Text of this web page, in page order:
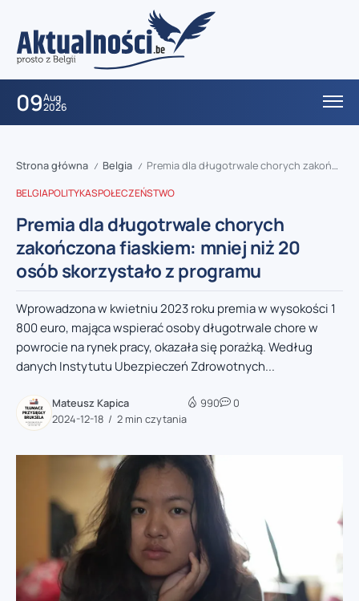
09Aug
2026
Strona główna / Belgia / Premia dla długotrwale chorych zakończona fiaskiem: mniej niż 20 osób skorzystało z programu
BELGIAPOLITYKASPOŁECZEŃSTWO
Premia dla długotrwale chorych
zakończona fiaskiem: mniej niż 20
osób skorzystało z programu
Wprowadzona w kwietniu 2023 roku premia w wysokości 1
800 euro, mająca wspierać osoby długotrwale chore w
powrocie na rynek pracy, okazała się porażką. Według
danych Instytutu Ubezpieczeń Zdrowotnych...
Mateusz Kapica
2024-12-18
2 min czytania
990 0